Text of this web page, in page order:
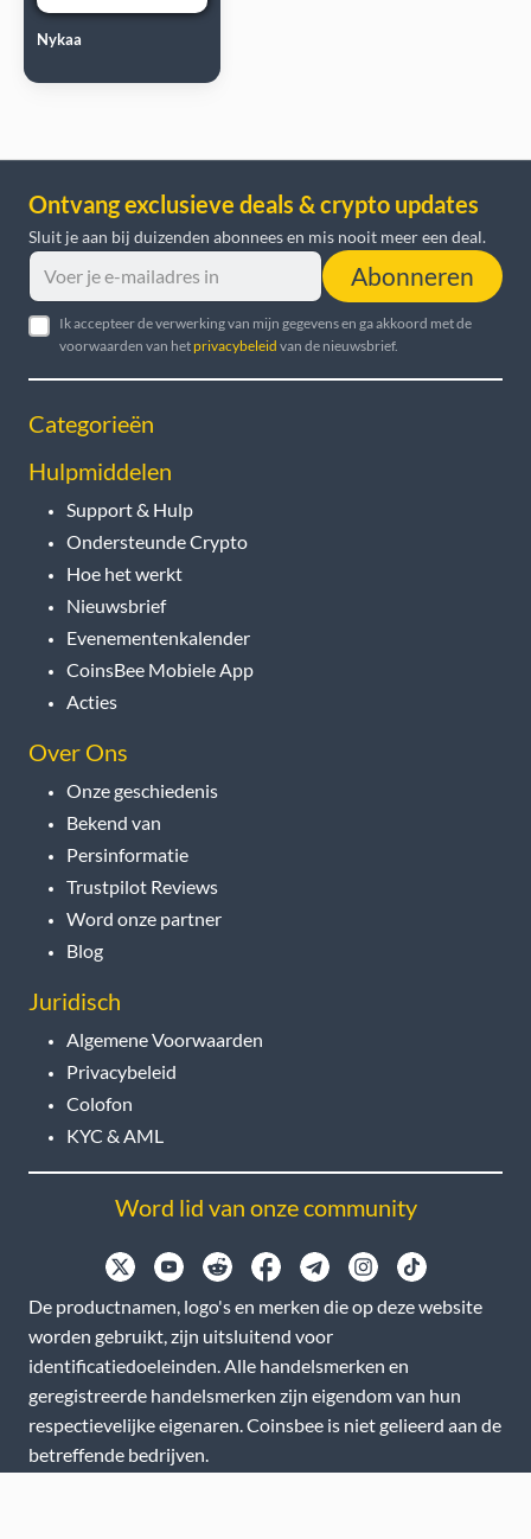
Nykaa
Ontvang exclusieve deals & crypto updates
Sluit je aan bij duizenden abonnees en mis nooit meer een deal.
Abonneren
Ik accepteer de verwerking van mijn gegevens en ga akkoord met de
voorwaarden van hetprivacybeleid van de nieuwsbrief.
Categorieën
Hulpmiddelen
Support & Hulp
Ondersteunde Crypto
Hoe het werkt
Nieuwsbrief
Evenementenkalender
CoinsBee Mobiele App
Acties
Over Ons
Onze geschiedenis
Bekend van
Persinformatie
Trustpilot Reviews
Word onze partner
Blog
Juridisch
Algemene Voorwaarden
Privacybeleid
Colofon
KYC & AML
Word lid van onze community
De productnamen, logo's en merken die op deze website
worden gebruikt, zijn uitsluitend voor
identificatiedoeleinden. Alle handelsmerken en
geregistreerde handelsmerken zijn eigendom van hun
respectievelijke eigenaren. Coinsbee is niet gelieerd aan de
betreffende bedrijven.